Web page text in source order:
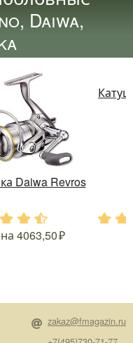
Daiwa,
Daiwa Revros
. . .
4063,50
zakaz@fmagazin.ru